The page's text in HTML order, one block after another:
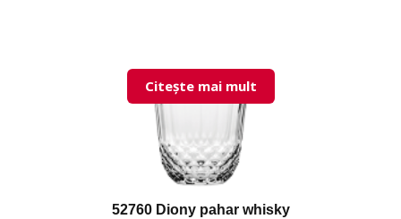
52760 Diony pahar whisky
Citește mai mult